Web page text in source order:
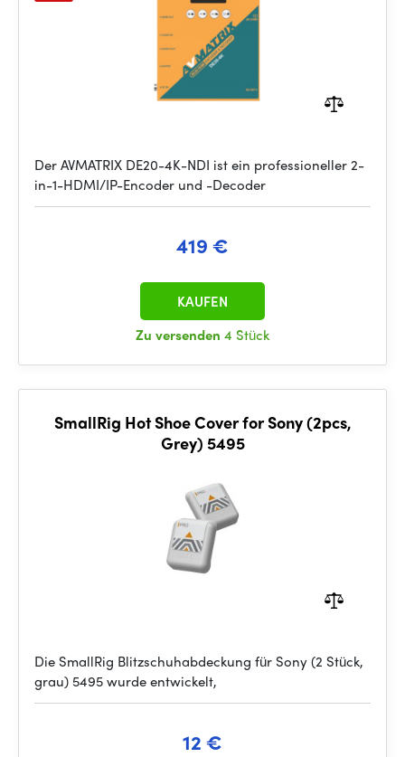
Der AVMATRIX DE20-4K-NDI ist ein professioneller 2-
in-1-HDMI/IP-Encoder und -Decoder
419 €
Zu versenden 4 Stück
KAUFEN
SmallRig Hot Shoe Cover for Sony (2pcs,
Grey) 5495
Die SmallRig Blitzschuhabdeckung für Sony (2 Stück,
grau) 5495 wurde entwickelt,
12 €